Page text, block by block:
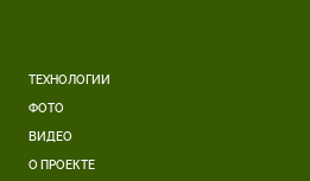
ТЕХНОЛОГИИ
ФОТО
ВИДЕО
О ПРОЕКТЕ